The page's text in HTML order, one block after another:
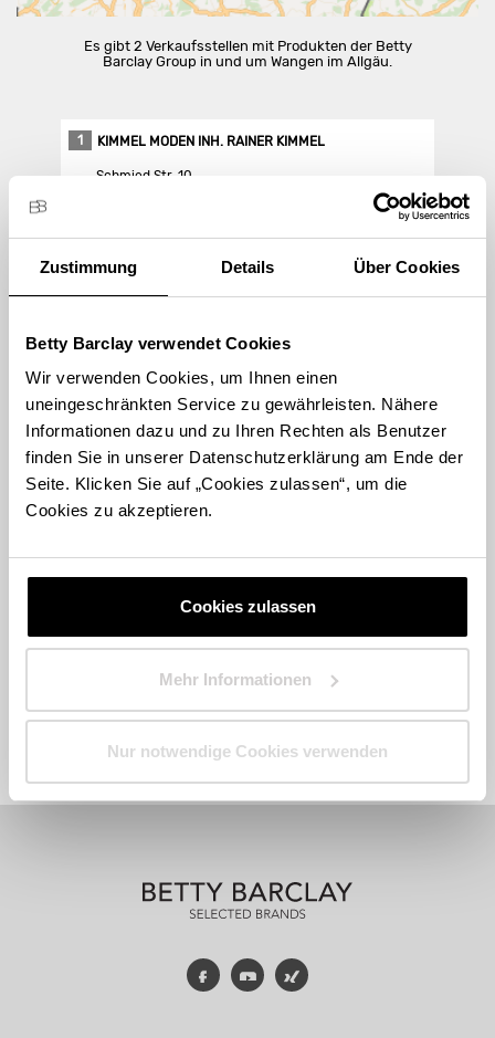
Zustimmung Details Über Cookies
Betty Barclay verwendet Cookies
Wir verwenden Cookies, um Ihnen einen
uneingeschränkten Service zu gewährleisten. Nähere
Informationen dazu und zu Ihren Rechten als Benutzer
finden Sie in unserer Datenschutzerklärung am Ende der
Seite. Klicken Sie auf „Cookies zulassen“, um die
Cookies zu akzeptieren.
Cookies zulassen
Mehr Informationen
Nur notwendige Cookies verwenden
Es gibt 2 Verkaufsstellen mit Produkten der Betty
Barclay Group in und um Wangen im Allgäu.
1 KIMMEL MODEN INH. RAINER KIMMEL
Schmied Str. 10
Store Landing-Page
FacebookYouTube